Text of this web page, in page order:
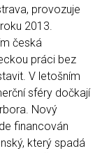
provozuje
2013.
česká
práci bez
V letošním
sféry dočkají
Nový
financován
který spadá